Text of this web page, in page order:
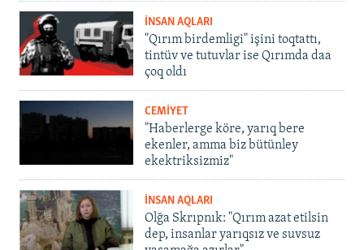
İNSAN AQLARI
"Qırım birdemligi" işini toqtattı,
tintüv ve tutuvlar ise Qırımda daa
çoq oldı
CEMİYET
"Haberlerge köre, yarıq bere
ekenler, amma biz bütünley
ekektriksizmiz"
İNSAN AQLARI
Olğa Skrıpnık: "Qırım azat etilsin
dep, insanlar yarıqsız ve suvsuz